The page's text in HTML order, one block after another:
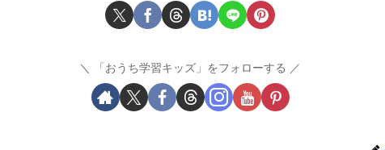
「おうち学習キッズ」をフォローする